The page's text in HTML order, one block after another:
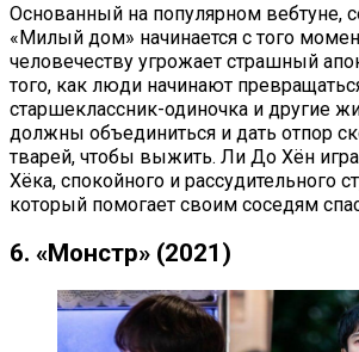
Основанный на популярном вебтуне,
«Милый дом» начинается с того
человечеству угрожает страшный
того, как люди начинают
старшеклассник-одиночка и другие
должны объединиться и дать отпор
тварей, чтобы выжить. Ли До Хён
Хёка, спокойного и рассудительного
который помогает своим соседям
6. «Монстр» (2021)